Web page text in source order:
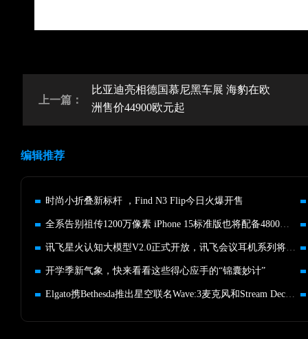
上一篇：
比亚迪亮相德国慕尼黑车展 海豹在欧
洲售价44900欧元起
编辑推荐
时尚小折叠新标杆 ，Find N3 Flip今日火爆开售
全系告别祖传1200万像素 iPhone 15标准版也将配备4800万主摄
讯飞星火认知大模型V2.0正式开放，讯飞会议耳机系列将加速普及
开学季新气象，快来看看这些得心应手的“锦囊妙计”
Elgato携Bethesda推出星空联名Wave:3麦克风和Stream Deck控台